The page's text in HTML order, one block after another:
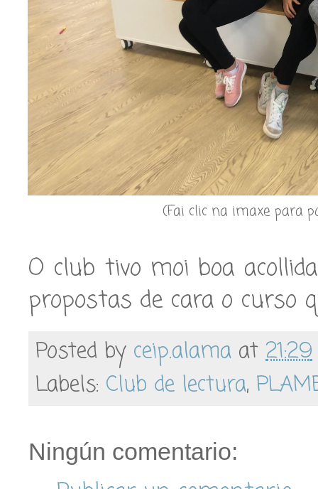
(Fai clic na imaxe para
O club tivo moi boa
propostas de cara o curso
Posted by ceip.alama at 21:29
Labels: Club de lectura,
Ningún comentario: